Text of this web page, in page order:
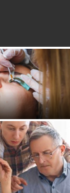
: par
sublimer ses cils
sans porter de...